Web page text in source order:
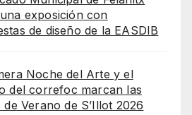
exposición con
de diseño de la EASDIB
Noche del Arte y el
del correfoc marcan las
de Verano de S’Illot 2026